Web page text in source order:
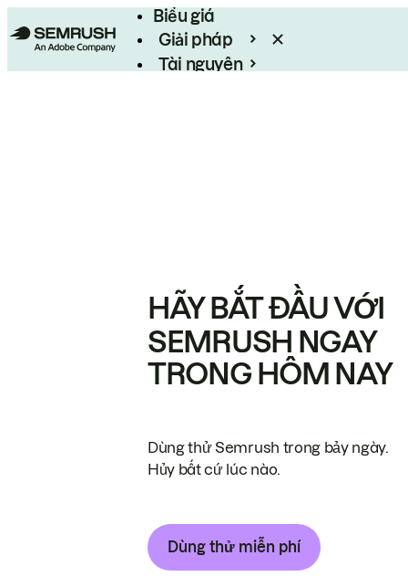
Biểu giá
Giải pháp
Tài nguyên
HÃY BẮT ĐẦU VỚI
SEMRUSH NGAY
TRONG HÔM NAY
Dùng thử Semrush trong bảy ngày.
Hủy bất cứ lúc nào.
Dùng thử miễn phí